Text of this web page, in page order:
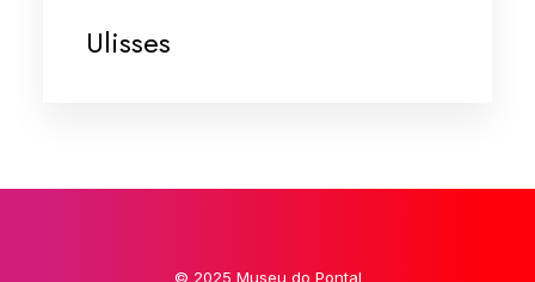
Ulisses
© 2025 Museu do Pontal